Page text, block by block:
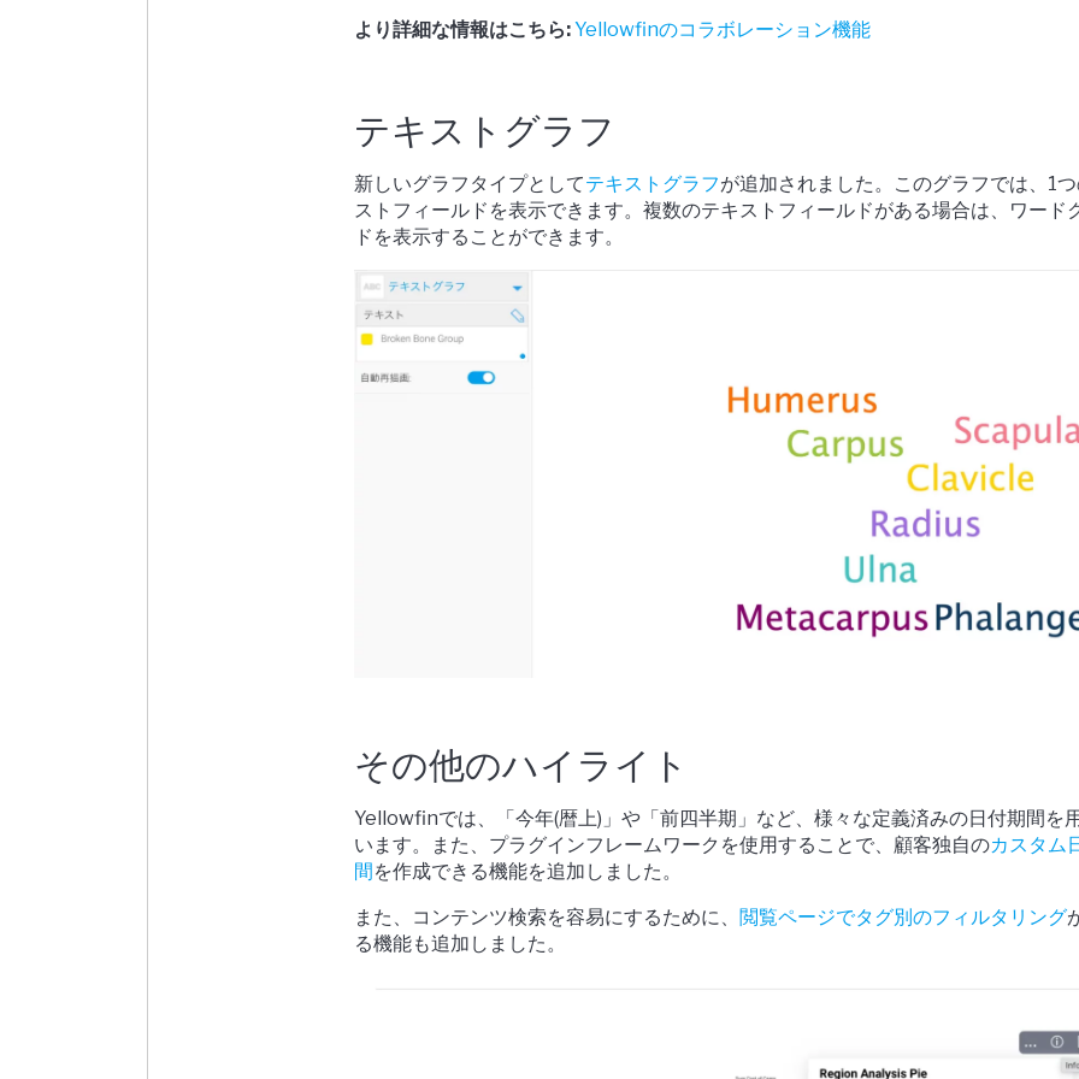
より詳細な情報はこちら:Yellowfinのコラボレーション機能
テキストグラフ
新しいグラフタイプとしてテキストグラフが追加されました。このグラフでは、1
ストフィールドを表示できます。複数のテキストフィールドがある場合は、ワード
ドを表示することができます。
その他のハイライト
Yellowfinでは、「今年(暦上)」や「前四半期」など、様々な定義済みの日付期間を
います。また、プラグインフレームワークを使用することで、顧客独自のカスタム
間を作成できる機能を追加しました。
また、コンテンツ検索を容易にするために、 閲覧ページでタグ別のフィルタリング
る機能も追加しました。